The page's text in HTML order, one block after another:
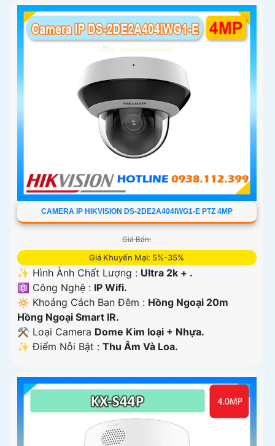
CAMERA IP HIKVISION DS-2DE2A404IWG1-E PTZ 4MP
Giá Bán:
Giá Khuyến Mại: 5%-35%
✨ Hình Ành Chất Lượng : Ultra 2k + .
⚛️ Công Nghệ : IP Wifi.
🔅 Khoảng Cách Ban Đêm : Hồng Ngoại 20m
Hồng Ngoại Smart IR.
⚒ Loại Camera Dome Kim loại + Nhựa.
️✨ Điểm Nỗi Bật : Thu Âm Và Loa.